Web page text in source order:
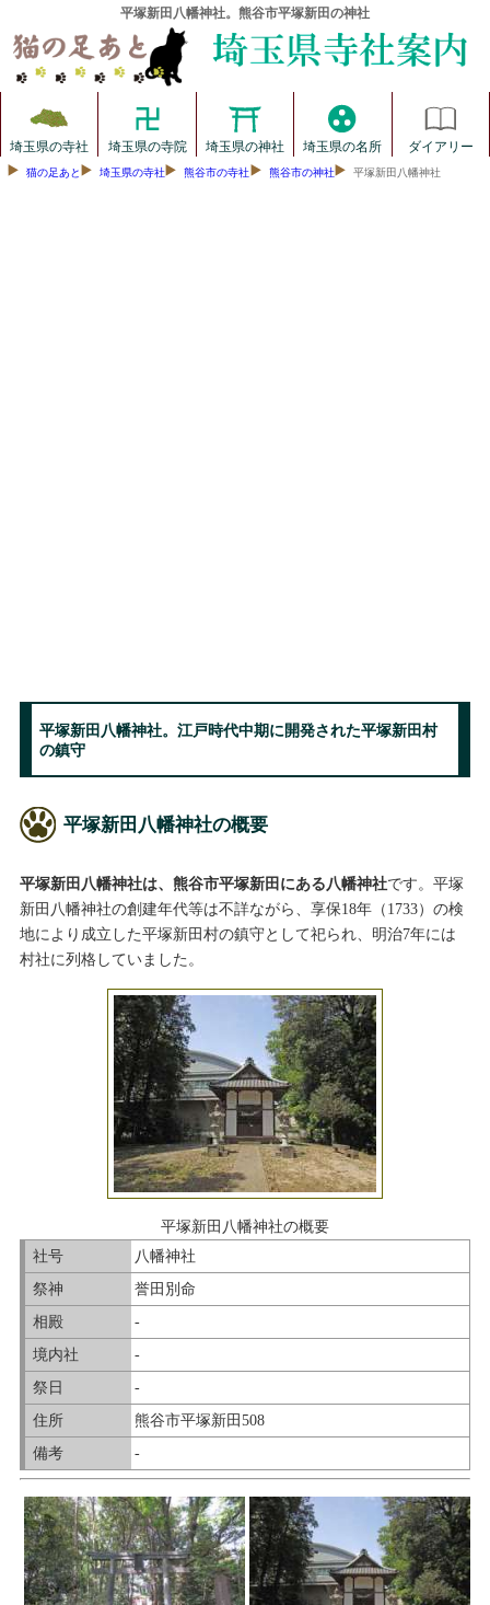
平塚新田八幡神社。熊谷市平塚新田の神社
埼玉県の寺社 埼玉県の寺院 埼玉県の神社 埼玉県の名所 ダイアリー
猫の足あと 埼玉県の寺社 熊谷市の寺社 熊谷市の神社 平塚新田八幡神社
平塚新田八幡神社。江戸時代中期に開発された平塚新田村
の鎮守
平塚新田八幡神社の概要
平塚新田八幡神社は、熊谷市平塚新田にある八幡神社です。平塚
新田八幡神社の創建年代等は不詳ながら、享保18年（1733）の検
地により成立した平塚新田村の鎮守として祀られ、明治7年には
村社に列格していました。
平塚新田八幡神社の概要
社号
八幡神社
祭神
誉田別命
相殿
-
境内社
-
祭日
-
住所
熊谷市平塚新田508
備考
-